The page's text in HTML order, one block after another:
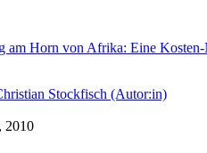
am Horn von Afrika: Eine
Stockfisch (Autor:in)
2010